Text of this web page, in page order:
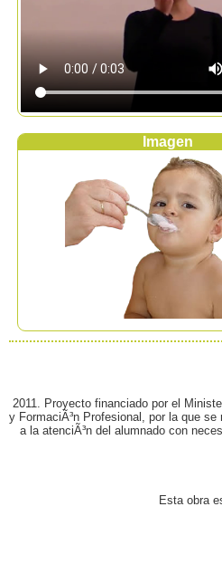
Imagen
2011. Proyecto financiado por el
y FormaciÃ³n Profesional, por la que
a la atenciÃ³n del alumnado con
Esta obra